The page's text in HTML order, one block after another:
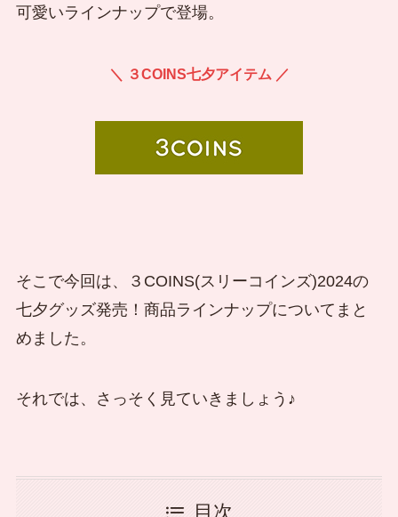
可愛いラインナップで登場。
＼ ３COINS七夕アイテム ／
そこで今回は、３COINS(スリーコインズ)2024の
七夕グッズ発売！商品ラインナップについてまと
めました。
それでは、さっそく見ていきましょう♪